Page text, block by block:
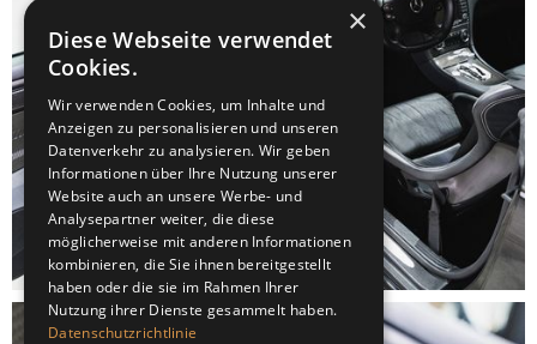
×
Diese Webseite verwendet
Cookies.
Wir verwenden Cookies, um Inhalte und
Anzeigen zu personalisieren und unseren
Datenverkehr zu analysieren. Wir geben
Informationen über Ihre Nutzung unserer
Website auch an unsere Werbe- und
Analysepartner weiter, die diese
möglicherweise mit anderen Informationen
kombinieren, die Sie ihnen bereitgestellt
haben oder die sie im Rahmen Ihrer
Nutzung ihrer Dienste gesammelt haben.
Datenschutzrichtlinie